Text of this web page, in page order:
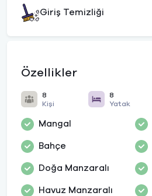
Giriş Temizliği
Özellikler
8
Kişi
8
Yatak
Mangal
Bahçe
Doğa Manzaralı
Havuz Manzaralı